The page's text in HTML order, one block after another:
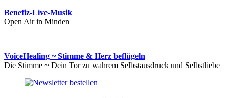
Benefiz-Live-Musik
Open Air in Minden
VoiceHealing ~ Stimme & Herz beflügeln
Die Stimme ~ Dein Tor zu wahrem Selbstausdruck und Selbstliebe